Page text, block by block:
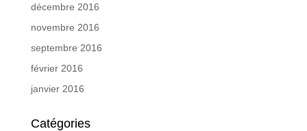
décembre 2016
novembre 2016
septembre 2016
février 2016
janvier 2016
Catégories